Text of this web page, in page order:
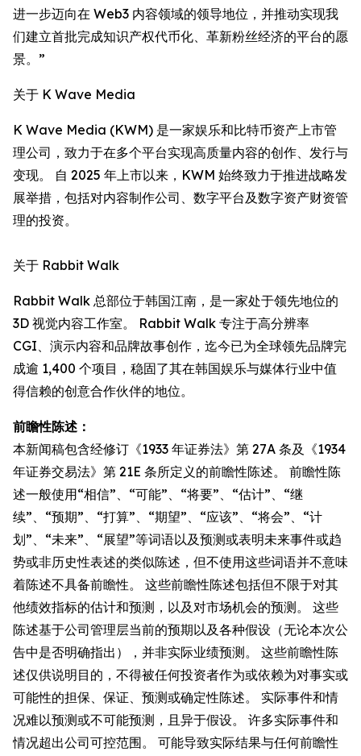
进一步迈向在 Web3 内容领域的领导地位，并推动实现我
们建立首批完成知识产权代币化、革新粉丝经济的平台的愿
景。”
关于 K Wave Media
K Wave Media (KWM) 是一家娱乐和比特币资产上市管
理公司，致力于在多个平台实现高质量内容的创作、发行与
变现。 自 2025 年上市以来，KWM 始终致力于推进战略发
展举措，包括对内容制作公司、数字平台及数字资产财资管
理的投资。
关于 Rabbit Walk
Rabbit Walk 总部位于韩国江南，是一家处于领先地位的
3D 视觉内容工作室。 Rabbit Walk 专注于高分辨率
CGI、演示内容和品牌故事创作，迄今已为全球领先品牌完
成逾 1,400 个项目，稳固了其在韩国娱乐与媒体行业中值
得信赖的创意合作伙伴的地位。
前瞻性陈述：
本新闻稿包含经修订《1933 年证券法》第 27A 条及《1934
年证券交易法》第 21E 条所定义的前瞻性陈述。 前瞻性陈
述一般使用“相信”、“可能”、“将要”、“估计”、“继
续”、“预期”、“打算”、“期望”、“应该”、“将会”、“计
划”、“未来”、“展望”等词语以及预测或表明未来事件或趋
势或非历史性表述的类似陈述，但不使用这些词语并不意味
着陈述不具备前瞻性。 这些前瞻性陈述包括但不限于对其
他绩效指标的估计和预测，以及对市场机会的预测。 这些
陈述基于公司管理层当前的预期以及各种假设（无论本次公
告中是否明确指出），并非实际业绩预测。 这些前瞻性陈
述仅供说明目的，不得被任何投资者作为或依赖为对事实或
可能性的担保、保证、预测或确定性陈述。 实际事件和情
况难以预测或不可能预测，且异于假设。 许多实际事件和
情况超出公司可控范围。 可能导致实际结果与任何前瞻性